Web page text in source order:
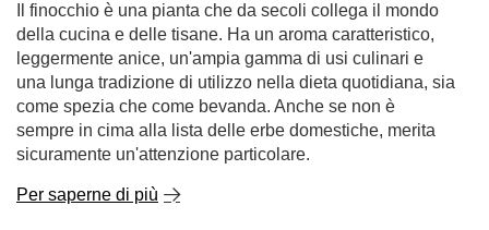
Il finocchio è una pianta che da secoli collega il mondo
della cucina e delle tisane. Ha un aroma caratteristico,
leggermente anice, un'ampia gamma di usi culinari e
una lunga tradizione di utilizzo nella dieta quotidiana, sia
come spezia che come bevanda. Anche se non è
sempre in cima alla lista delle erbe domestiche, merita
sicuramente un'attenzione particolare.
Per saperne di più